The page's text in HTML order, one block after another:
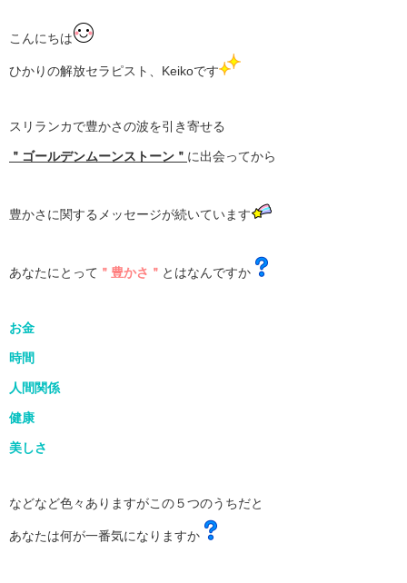
こんにちは
ひかりの解放セラピスト、Keikoです
スリランカで豊かさの波を引き寄せる
＂ゴールデンムーンストーン＂ に出会ってから
豊かさに関するメッセージが続いています
あなたにとって ＂豊かさ＂ とはなんですか
お金
時間
人間関係
健康
美しさ
などなど色々ありますがこの５つのうちだと
あなたは何が一番気になりますか